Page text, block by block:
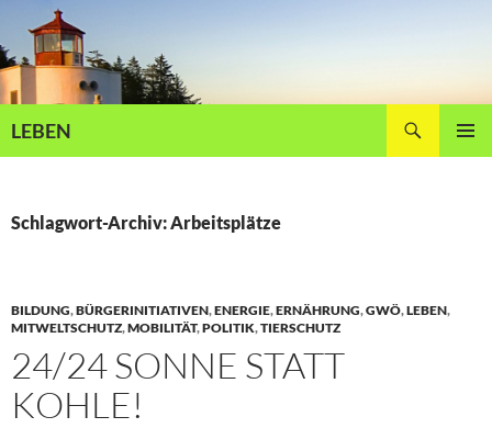
Inhalt
springen
LEBEN
Schlagwort-Archiv: Arbeitsplätze
BILDUNG,BÜRGERINITIATIVEN,ENERGIE,ERNÄHRUNG,GWÖ,LEBEN,
MITWELTSCHUTZ,MOBILITÄT,POLITIK,TIERSCHUTZ
24/24 SONNE STATT
KOHLE!